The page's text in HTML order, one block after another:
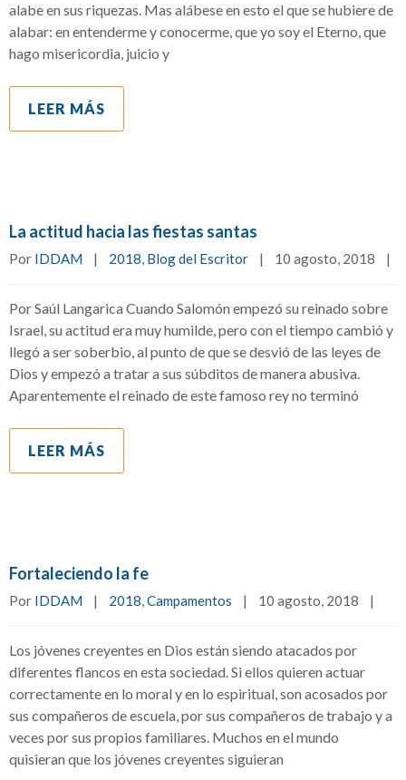
alabe en sus riquezas. Mas alábese en esto el que se hubiere de
alabar: en entenderme y conocerme, que yo soy el Eterno, que
hago misericordia, juicio y
LEER MÁS
La actitud hacia las fiestas santas
Por IDDAM | 2018, Blog del Escritor | 10 agosto, 2018 |
Por Saúl Langarica Cuando Salomón empezó su reinado sobre
Israel, su actitud era muy humilde, pero con el tiempo cambió y
llegó a ser soberbio, al punto de que se desvió de las leyes de
Dios y empezó a tratar a sus súbditos de manera abusiva.
Aparentemente el reinado de este famoso rey no terminó
LEER MÁS
Fortaleciendo la fe
Por IDDAM | 2018, Campamentos | 10 agosto, 2018 |
Los jóvenes creyentes en Dios están siendo atacados por
diferentes flancos en esta sociedad. Si ellos quieren actuar
correctamente en lo moral y en lo espiritual, son acosados por
sus compañeros de escuela, por sus compañeros de trabajo y a
veces por sus propios familiares. Muchos en el mundo
quisieran que los jóvenes creyentes siguieran